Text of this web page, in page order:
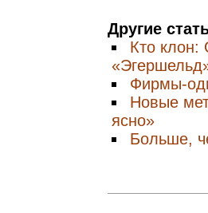
Другие
Кто
Фирмы-
Новые
ясно»
Больше,